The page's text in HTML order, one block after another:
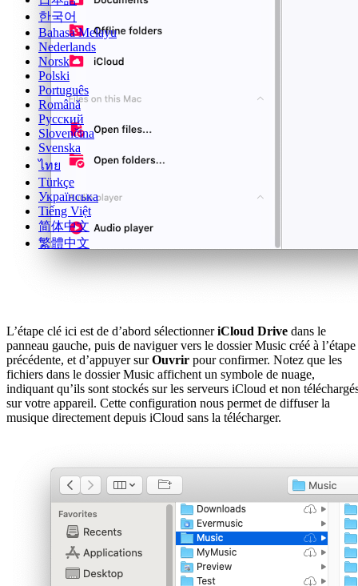
한국어
Bahasa Melayu
Nederlands
Norsk
Polski
Português
Română
Русский
Slovenčina
Svenska
ไทย
Türkçe
Українська
Tiếng Việt
简体中文
繁體中文
L’étape clé ici est de d’abord sélectionneriCloud Drive dans le
panneau gauche, puis de naviguer vers le dossier Music créé à l’étape
précédente, et d’appuyer surOuvrir pour confirmer. Notez que les
fichiers dans le dossier Music affichent un symbole de nuage,
indiquant qu’ils sont stockés sur les serveurs iCloud et non
sur votre appareil. Cette configuration nous permet de diffuser la
musique directement depuis iCloud sans la télécharger.